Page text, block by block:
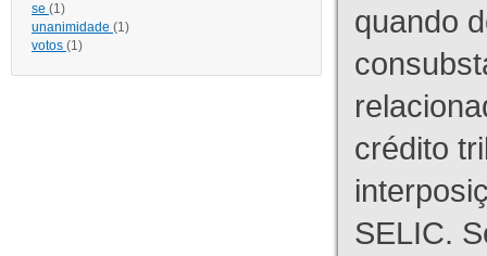
se (1)
unanimidade (1)
votos (1)
quando
crédito
SELIC.